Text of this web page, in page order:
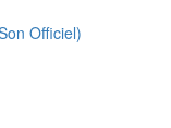
Officiel)